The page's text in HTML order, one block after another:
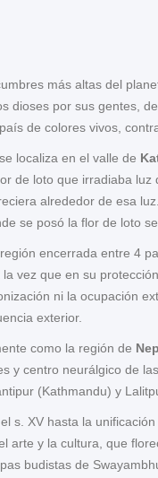
más altas del
dioses por sus gentes,
de colores vivos,
se localiza en el valle de
de loto que irradiaba
alrededor de esa
se posó la flor de loto
encerrada entre 4
vez que en su
ni la ocupación
exterior.
como la región de
y centro neurálgico de
(Kathmandu) y
s. XV hasta la
arte y la cultura, que
budistas de